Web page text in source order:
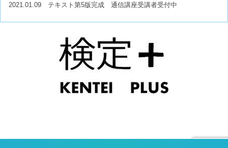
2021.01.09
テキスト第5版完成 通信講座受講者受付中